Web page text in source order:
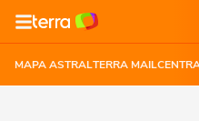
MAPA ASTRALTERRA MAIL